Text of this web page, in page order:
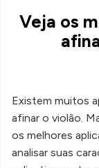
Veja os
Existem muitos
afinar o violão.
os melhores
analisar suas